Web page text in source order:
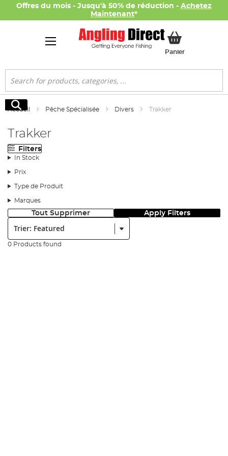
Offres du mois - Jusqu'à 50% de réduction - Achetez
Maintenant*
PanierMon panier
Rechercher
Rechercher
Accueil Pêche Spécialisée Divers Trakker
Trakker
Filters
In Stock
Prix
Type de Produit
Marques
Tout Supprimer Apply Filters
0 Products found